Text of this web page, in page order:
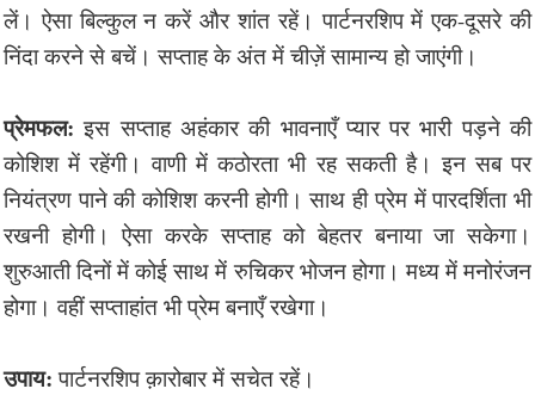
लें। ऐसा बिल्कुल न करें और शांत रहें। पार्टनरशिप में एक-दूसरे की
निंदा करने से बचें। सप्ताह के अंत में चीज़ें सामान्य हो जाएंगी।
प्रेमफल: इस सप्ताह अहंकार की भावनाएँ प्यार पर भारी पड़ने की
कोशिश में रहेंगी। वाणी में कठोरता भी रह सकती है। इन सब पर
नियंत्रण पाने की कोशिश करनी होगी। साथ ही प्रेम में पारदर्शिता भी
रखनी होगी। ऐसा करके सप्ताह को बेहतर बनाया जा सकेगा।
शुरुआती दिनों में कोई साथ में रुचिकर भोजन होगा। मध्य में मनोरंजन
होगा। वहीं सप्ताहांत भी प्रेम बनाएँ रखेगा।
उपाय: पार्टनरशिप क़ारोबार में सचेत रहें।